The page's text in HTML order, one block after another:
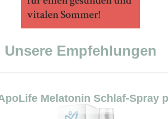
Unsere Empfehlungen
Melatonin Schlaf-Spray